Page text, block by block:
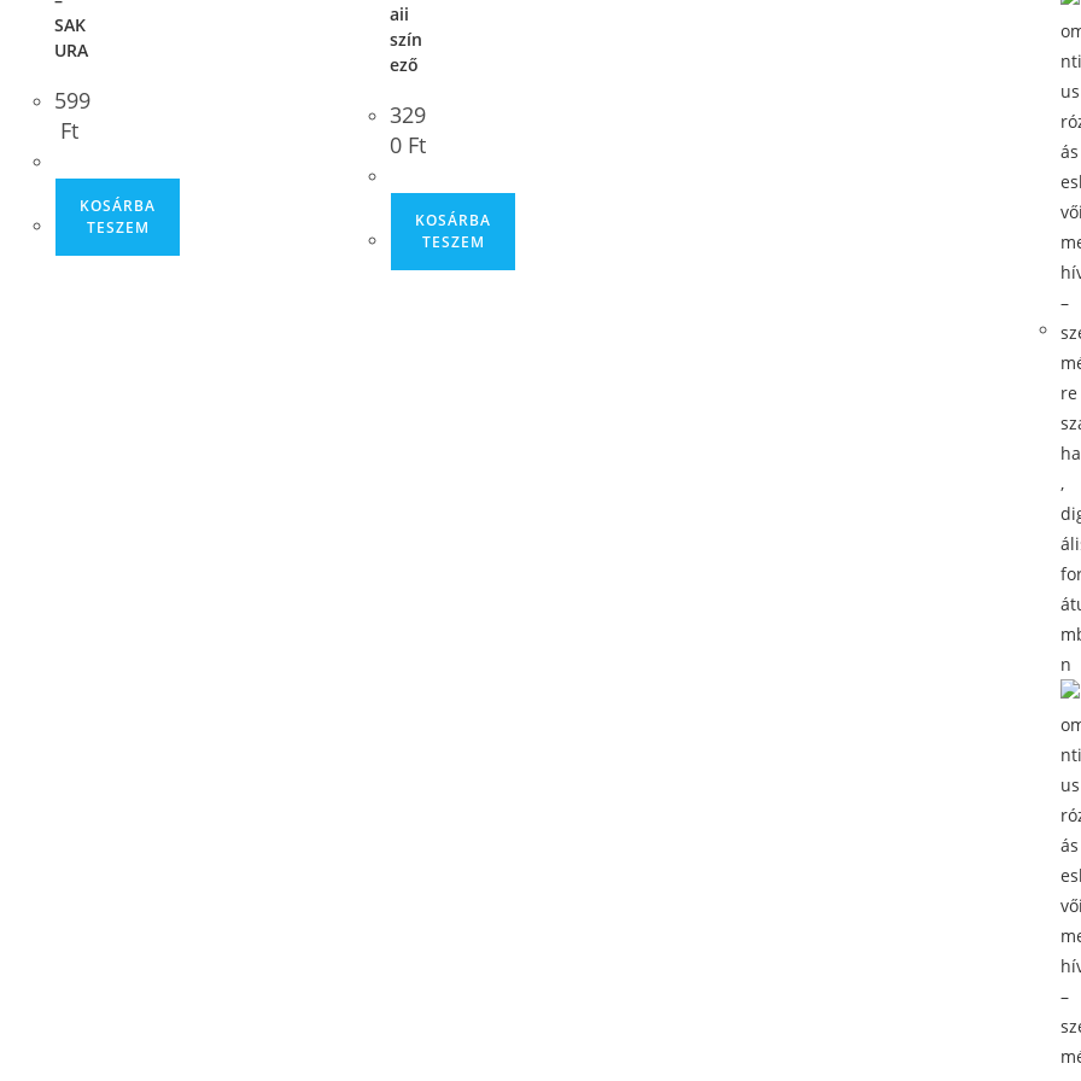
SAK
URA
599
Ft
KOSÁRBA
TESZEM
aii
szín
ező
329
0 Ft
KOSÁRBA
TESZEM